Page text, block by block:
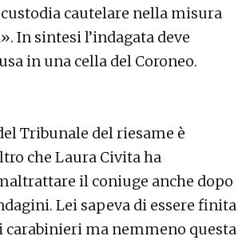
cautelare nella misura
In sintesi l’indagata deve
in una cella del Coroneo.
Tribunale del riesame è
che Laura Civita ha
il coniuge anche dopo
Lei sapeva di essere finita
ma nemmeno questa